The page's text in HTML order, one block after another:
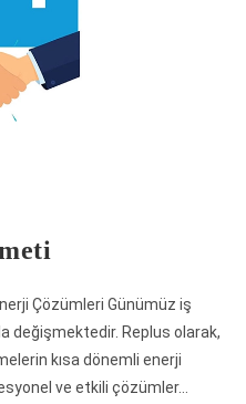
Çözümleri Günümüz iş
değişmektedir. Replus olarak,
kısa dönemli enerji
ve etkili çözümler…